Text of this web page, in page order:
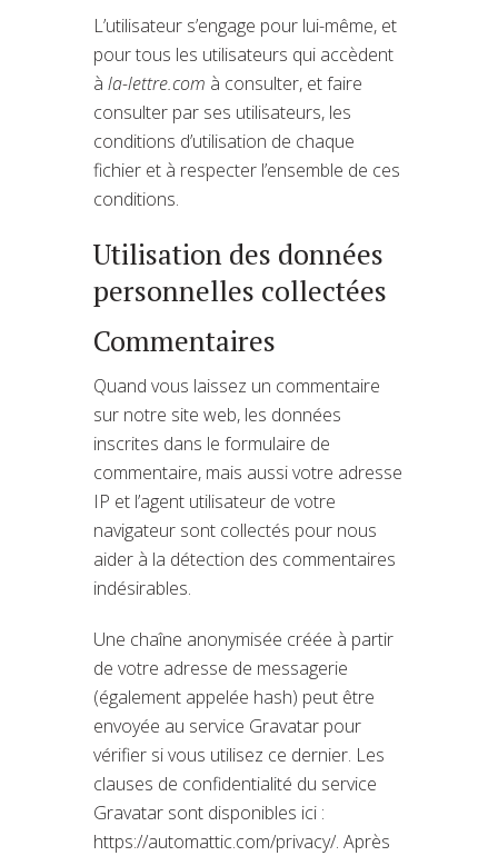
L’utilisateur s’engage pour lui-même, et
pour tous les utilisateurs qui accèdent
à la-lettre.com à consulter, et faire
consulter par ses utilisateurs, les
conditions d’utilisation de chaque
fichier et à respecter l’ensemble de ces
conditions.
Utilisation des données
personnelles collectées
Commentaires
Quand vous laissez un commentaire
sur notre site web, les données
inscrites dans le formulaire de
commentaire, mais aussi votre adresse
IP et l’agent utilisateur de votre
navigateur sont collectés pour nous
aider à la détection des commentaires
indésirables.
Une chaîne anonymisée créée à partir
de votre adresse de messagerie
(également appelée hash) peut être
envoyée au service Gravatar pour
vérifier si vous utilisez ce dernier. Les
clauses de confidentialité du service
Gravatar sont disponibles ici :
https://automattic.com/privacy/. Après